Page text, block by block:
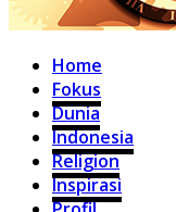
Home
Fokus
Dunia
Indonesia
Religion
Inspirasi